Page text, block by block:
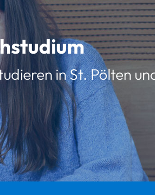
in St. Pölten